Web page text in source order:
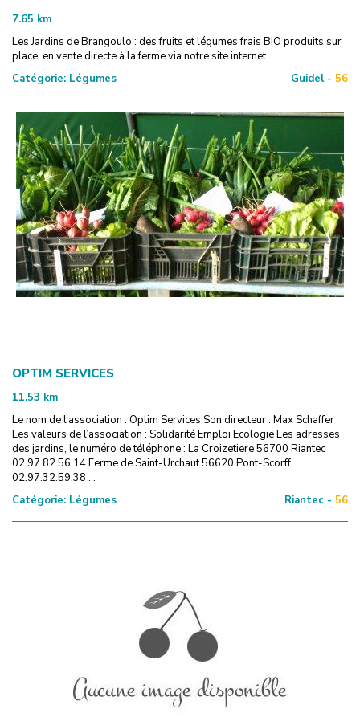
7.65 km
Les Jardins de Brangoulo : des fruits et légumes frais BIO produits sur
place, en vente directe à la ferme via notre site internet.
Catégorie: Légumes Guidel - 56
OPTIM SERVICES
11.53 km
Le nom de l’association : Optim Services Son directeur : Max Schaffer
Les valeurs de l’association : Solidarité Emploi Ecologie Les adresses
des jardins, le numéro de téléphone : La Croizetiere 56700 Riantec
02.97.82.56.14 Ferme de Saint-Urchaut 56620 Pont-Scorff
02.97.32.59.38 ...
Catégorie: Légumes Riantec - 56